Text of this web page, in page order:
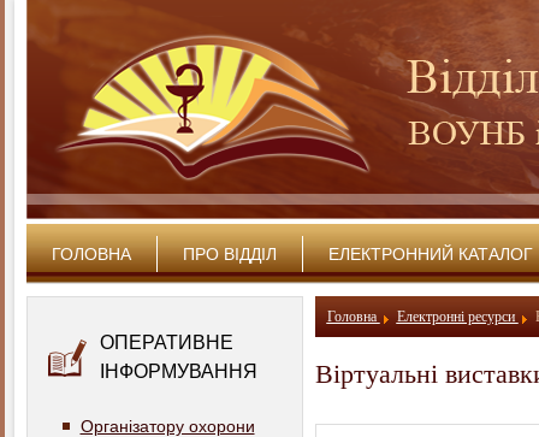
ГОЛОВНА ПРО ВІДДІЛ ЕЛЕКТРОННИЙ КАТАЛОГ
ОПЕРАТИВНЕ
ІНФОРМУВАННЯ
Організатору охорони
Головна Електронні ресурси
Віртуальні